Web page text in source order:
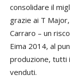
consolidare il
grazie ai T
Carraro – un
Eima 2014, al
produzione, tutti
venduti.